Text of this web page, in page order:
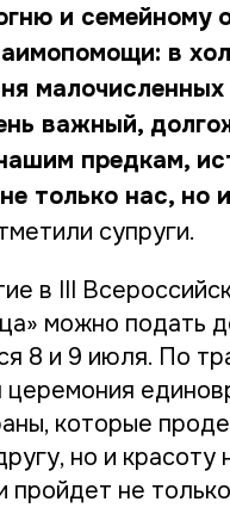
и семейному
в
важный,
предкам,
только нас, но
супруги.
в III
можно подать
8 и 9 июля. По
церемония
которые
но и
пройдет не